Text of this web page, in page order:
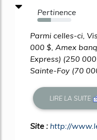
Pertinence
40%
Parmi celles-ci,
000 $, Amex
Express) (250
Sainte-Foy (70
LIRE LA SUITE
Site : http://